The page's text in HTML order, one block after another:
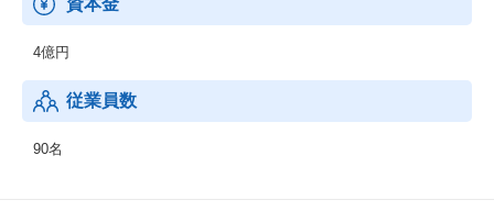
資本金
4億円
従業員数
90名